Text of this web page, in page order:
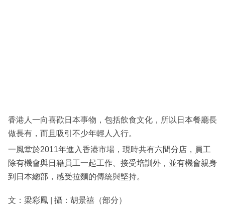
區
香港人一向喜歡日本事物，包括飲食文化，所以日本餐廳長
做長有，而且吸引不少年輕人入行。
一風堂於2011年進入香港市場，現時共有六間分店，員工
除有機會與日籍員工一起工作、接受培訓外，並有機會親身
到日本總部，感受拉麵的傳統與堅持。
文：梁彩鳳 | 攝：胡景禧（部分）